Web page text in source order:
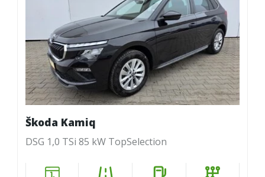
Škoda Kamiq
DSG 1,0 TSi 85 kW TopSelection